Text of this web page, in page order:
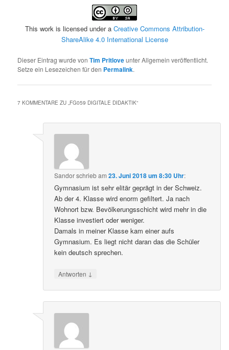
This work is licensed under a Creative Commons Attribution-
ShareAlike 4.0 International License
Dieser Eintrag wurde vonTim Pritloveunter Allgemein veröffentlicht.
Setze ein Lesezeichen für den Permalink.
7 KOMMENTARE ZU „FG059 DIGITALE DIDAKTIK“
Sandorschriebam23. Juni 2018 um 8:30 Uhr:
Gymnasium ist sehr elitär geprägt in der Schweiz.
Ab der 4. Klasse wird enorm gefiltert. Ja nach
Wohnort bzw. Bevölkerungsschicht wird mehr in die
Klasse investiert oder weniger.
Damals in meiner Klasse kam einer aufs
Gymnasium. Es liegt nicht daran das die Schüler
kein deutsch sprechen.
Antworten ↓